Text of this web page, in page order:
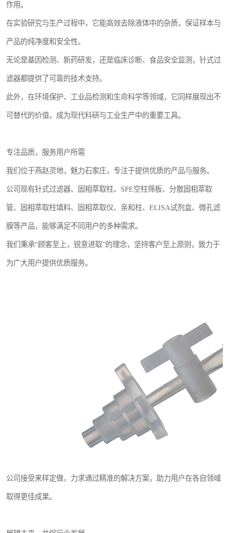
作用。
在实验研究与生产过程中，它能高效去除液体中的杂质，保证样本与
产品的纯净度和安全性。
无论是基因检测、新药研发，还是临床诊断、食品安全监测，针式过
滤器都提供了可靠的技术支持。
此外，在环境保护、工业品检测和生命科学等领域，它同样展现出不
可替代的价值，成为现代科研与工业生产中的重要工具。
专注品质，服务用户所需
我们位于燕赵灵地，魅力石家庄，专注于提供优质的产品与服务。
公司现有针式过滤器、固相萃取柱、SPE空柱筛板、分散固相萃取
管、固相萃取柱填料、固相萃取仪、亲和柱、ELISA试剂盒、微孔滤
膜等产品，能够满足不同用户的多种需求。
我们秉承“顾客至上，锐意进取”的理念，坚持客户至上原则，致力于
为广大用户提供优质服务。
公司接受来样定做，力求通过精准的解决方案，助力用户在各自领域
取得更佳成果。